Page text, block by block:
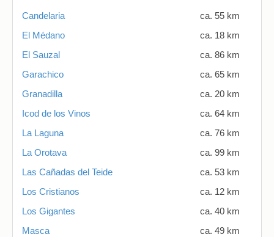
Candelaria
ca. 55 km
El Médano
ca. 18 km
El Sauzal
ca. 86 km
Garachico
ca. 65 km
Granadilla
ca. 20 km
Icod de los Vinos
ca. 64 km
La Laguna
ca. 76 km
La Orotava
ca. 99 km
Las Cañadas del Teide
ca. 53 km
Los Cristianos
ca. 12 km
Los Gigantes
ca. 40 km
Masca
ca. 49 km